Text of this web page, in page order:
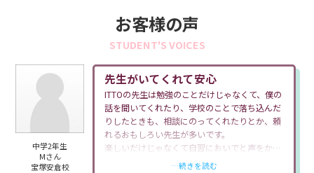
お客様の声
STUDENT'S VOICES
中学2年生
Mさん
宝塚安倉校
先生がいてくれて安心
ITTOの先生は勉強のことだけじゃなくて、僕の
話を聞いてくれたり、学校のことで落ち込んだ
りしたときも、相談にのってくれたりとか、頼
れるおもしろい先生が多いです。
楽しいだけじゃなくて自習においでと声をかけ
…続きを読む